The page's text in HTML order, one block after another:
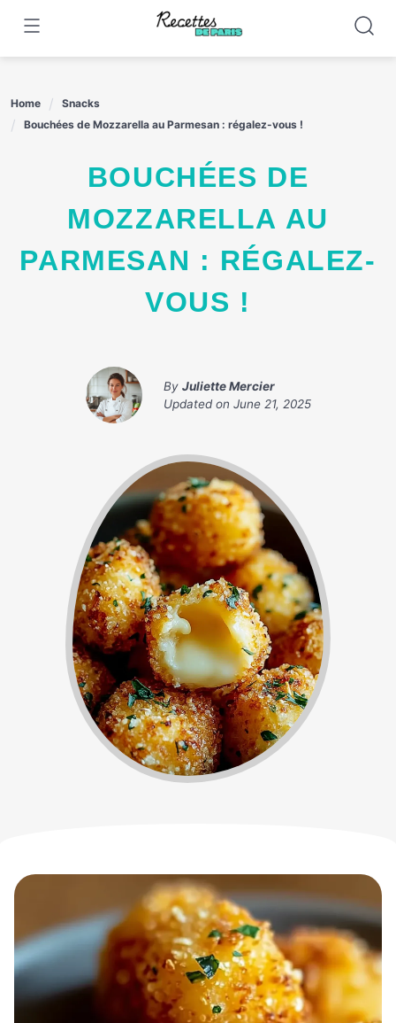
content
Home
Snacks
Bouchées de Mozzarella au Parmesan : régalez-vous !
BOUCHÉES DE
MOZZARELLA AU
PARMESAN : RÉGALEZ-
VOUS !
By Juliette Mercier
Updated on June 21, 2025